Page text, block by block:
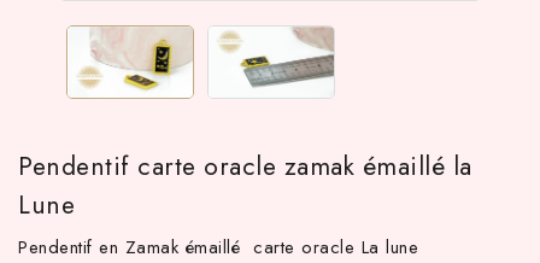
Pendentif carte oracle zamak émaillé la
Lune
Pendentif en Zamak émaillé carte oracle La lune